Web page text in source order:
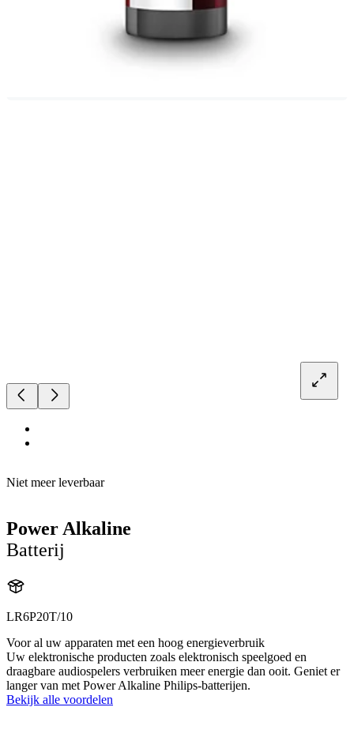
Niet meer leverbaar
Power Alkaline
Batterij
LR6P20T/10
Voor al uw apparaten met een hoog energieverbruik
Uw elektronische producten zoals elektronisch speelgoed en
draagbare audiospelers verbruiken meer energie dan ooit. Geniet er
langer van met Power Alkaline Philips-batterijen.
Bekijk alle voordelen